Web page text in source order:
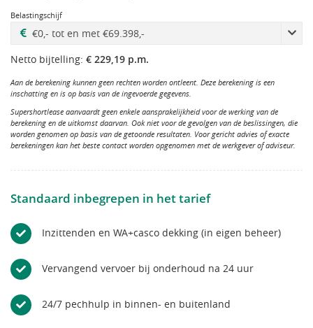
Belastingschijf
Netto bijtelling: € 229,19 p.m.
Aan de berekening kunnen geen rechten worden ontleent. Deze berekening is een
inschatting en is op basis van de ingevoerde gegevens.
Supershortlease aanvaardt geen enkele aansprakelijkheid voor de werking van de
berekening en de uitkomst daarvan. Ook niet voor de gevolgen van de beslissingen, die
worden genomen op basis van de getoonde resultaten. Voor gericht advies of exacte
berekeningen kan het beste contact worden opgenomen met de werkgever of adviseur.
Standaard inbegrepen in het tarief
Inzittenden en WA+casco dekking (in eigen beheer)
Vervangend vervoer bij onderhoud na 24 uur
24/7 pechhulp in binnen- en buitenland